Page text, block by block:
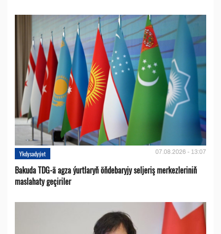
Ykdysadyýet 07.08.2026 - 13:07
Bakuda TDG-ä agza ýurtlaryň öňdebaryjy seljeriş merkezleriniň
maslahaty geçiriler